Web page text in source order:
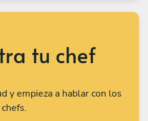
tu chef
y empieza a hablar con los
chefs.